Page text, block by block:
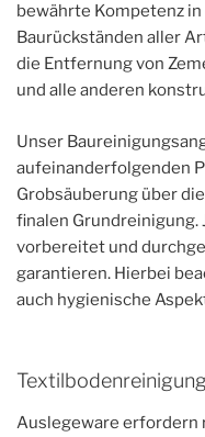
bewährte Kompetenz
Baurückständen aller
die Entfernung von
und alle anderen
Unser
aufeinanderfolgenden
Grobsäuberung über
finalen
vorbereitet und
garantieren. Hierbei
auch hygienische
Auslegeware erfordern